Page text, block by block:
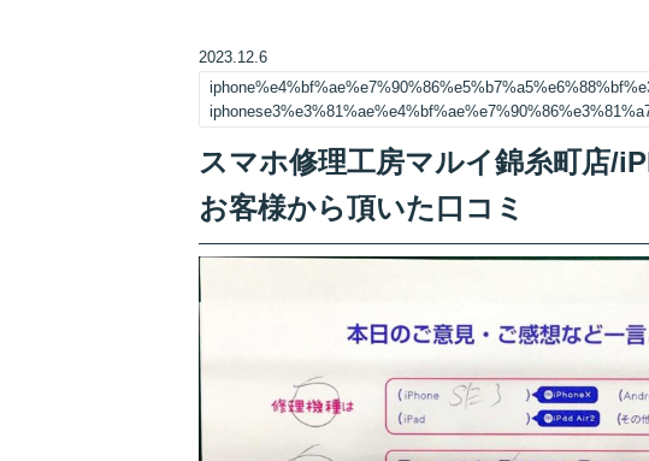
2023.12.6
スマホ修理工房マルイ錦糸町店/
お客様から頂いた口コミ